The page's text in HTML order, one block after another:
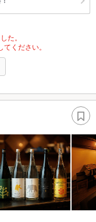
た。
ください。